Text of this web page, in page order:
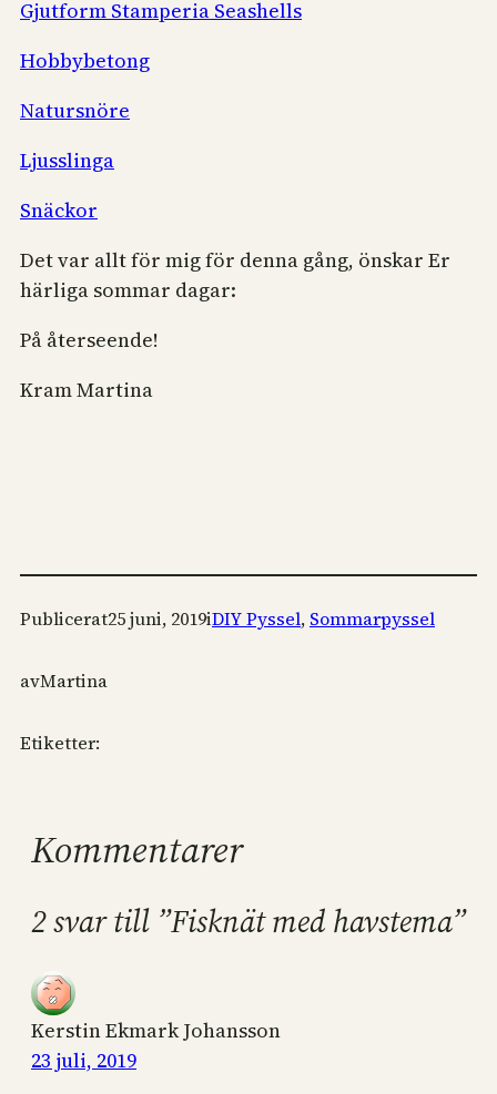
Gjutform Stamperia Seashells
Hobbybetong
Natursnöre
Ljusslinga
Snäckor
Det var allt för mig för denna gång, önskar Er
härliga sommar dagar:
På återseende!
Kram Martina
Publicerat25 juni, 2019iDIY Pyssel, Sommarpyssel
avMartina
Etiketter:
Kommentarer
2 svar till ”Fisknät med havstema”
Kerstin Ekmark Johansson
23 juli, 2019